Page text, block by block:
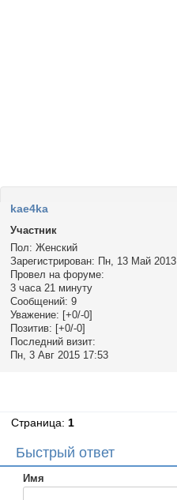
kae4ka
Участник
Пол: Женский
Зарегистрирован: Пн, 13 Май 2013
Провел на форуме:
3 часа 21 минуту
Сообщений: 9
Уважение: [+0/-0]
Позитив: [+0/-0]
Последний визит:
Пн, 3 Авг 2015 17:53
Страница: 1
Быстрый ответ
Имя